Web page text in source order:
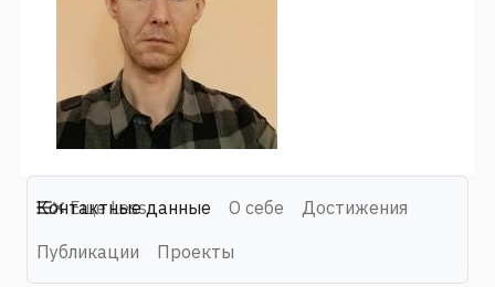
Контактные данные О себе
Достижения
Публикации
Проекты
Еще Less